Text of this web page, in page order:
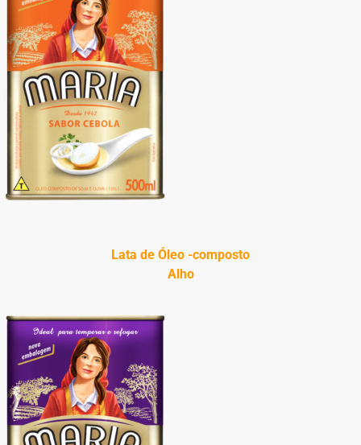
Lata de Óleo -composto
Alho